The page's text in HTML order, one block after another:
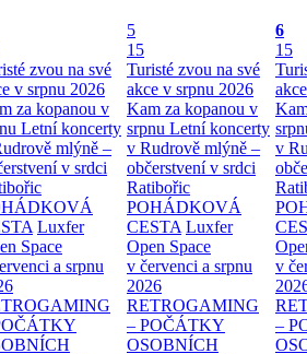
zvou na své
v srpnu 2026
za kopanou v
Letní koncerty
mlýně –
v srdci
Luxfer
Space
a srpnu
5
15
Turisté zvou na své
akce v srpnu 2026
Kam za kopanou v
srpnu Letní koncerty
v Rudrově mlýně –
občerstvení v srdci
Ratibořic
POHÁDKOVÁ
CESTA Luxfer
Open Space
v červenci a srpnu
2026
RETROGAMING
– POČÁTKY
OSOBNÍCH
6
15
v
v
–